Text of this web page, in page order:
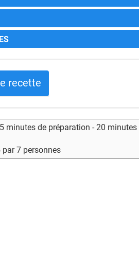
recette
minutes de préparation - 20
7 personnes